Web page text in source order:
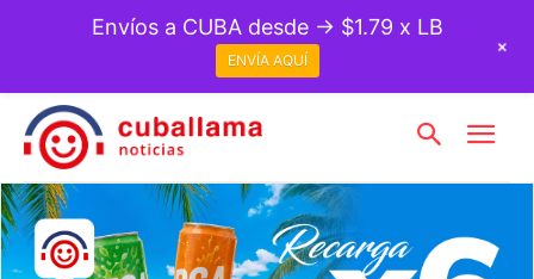
Envíos a CUBA desde → $1.79 x LB
ENVÍA AQUÍ
+